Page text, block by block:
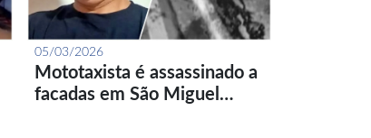
05/03/2026
Mototaxista é assassinado a
facadas em São Miguel…